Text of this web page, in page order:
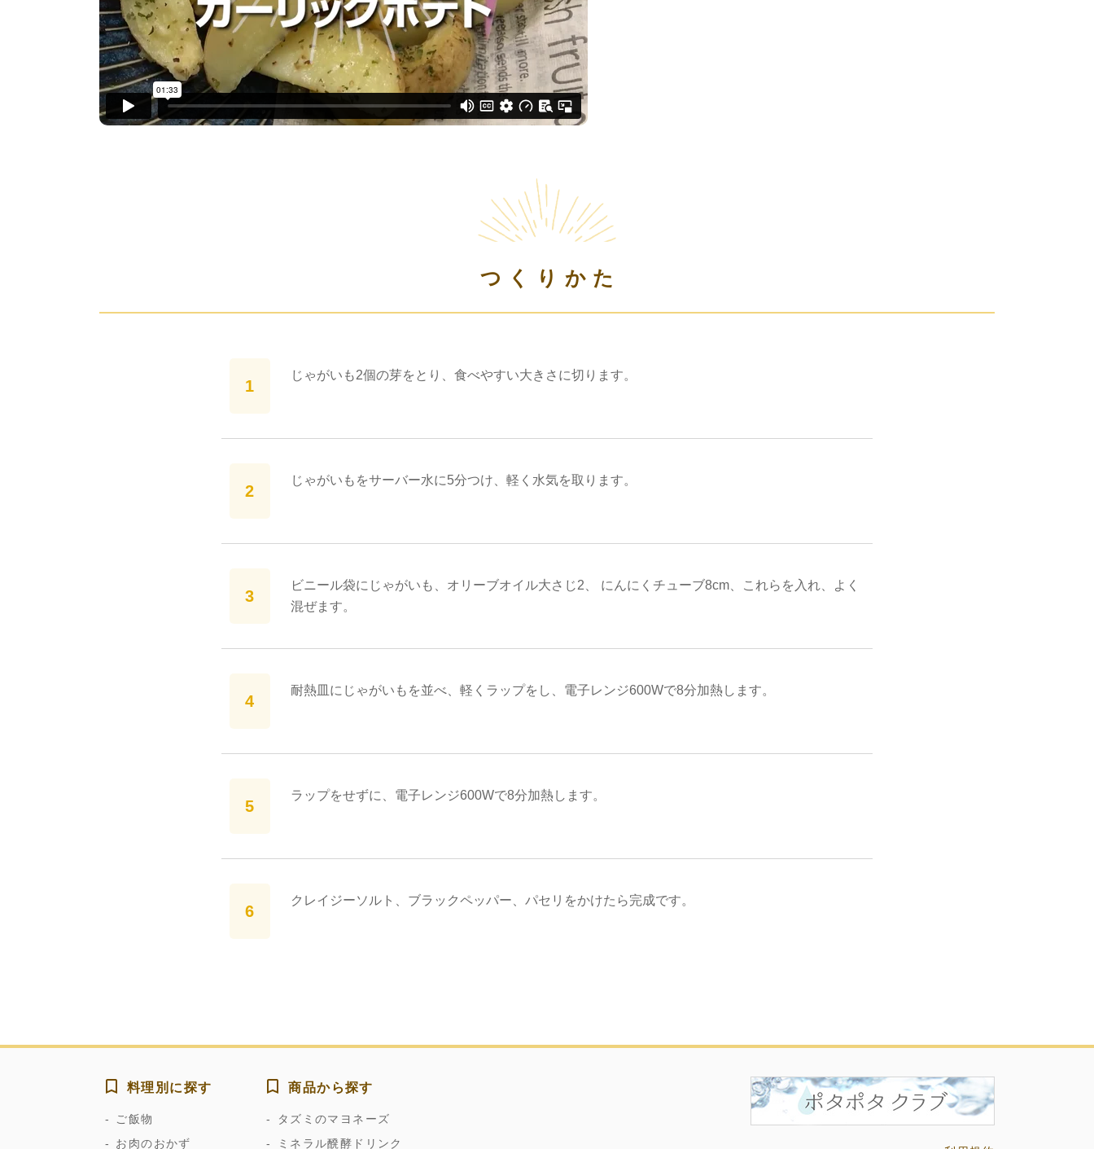
つくりかた
じゃがいも2個の芽をとり、食べやすい大きさに切ります。
じゃがいもをサーバー水に5分つけ、軽く水気を取ります。
ビニール袋にじゃがいも、オリーブオイル大さじ2、 にんにくチューブ8cm、これらを入れ、よく
混ぜます。
耐熱皿にじゃがいもを並べ、軽くラップをし、電子レンジ600Wで8分加熱します。
ラップをせずに、電子レンジ600Wで8分加熱します。
クレイジーソルト、ブラックペッパー、パセリをかけたら完成です。
料理別に探す
ご飯物
お肉のおかず
商品から探す
タズミのマヨネーズ
ミネラル醗酵ドリンク